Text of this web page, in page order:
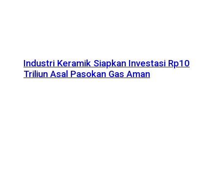
Industri Keramik Siapkan Investasi Rp10
Triliun Asal Pasokan Gas Aman